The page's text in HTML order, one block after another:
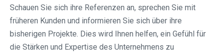
Schauen Sie sich ihre Referenzen an, sprechen Sie mit
früheren Kunden und informieren Sie sich über ihre
bisherigen Projekte. Dies wird Ihnen helfen, ein Gefühl für
die Stärken und Expertise des Unternehmens zu